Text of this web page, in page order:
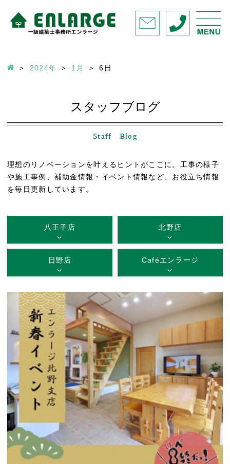
2024年 1月 6 日
スタッフブログ
Staff Blog
理想のリノベーションを叶えるヒントがここに。工事の様子
や施工事例、補助金情報・イベント情報など、お役立ち情報
を毎日更新しています。
八王子店 北野店
日野店 Caféエンラージ